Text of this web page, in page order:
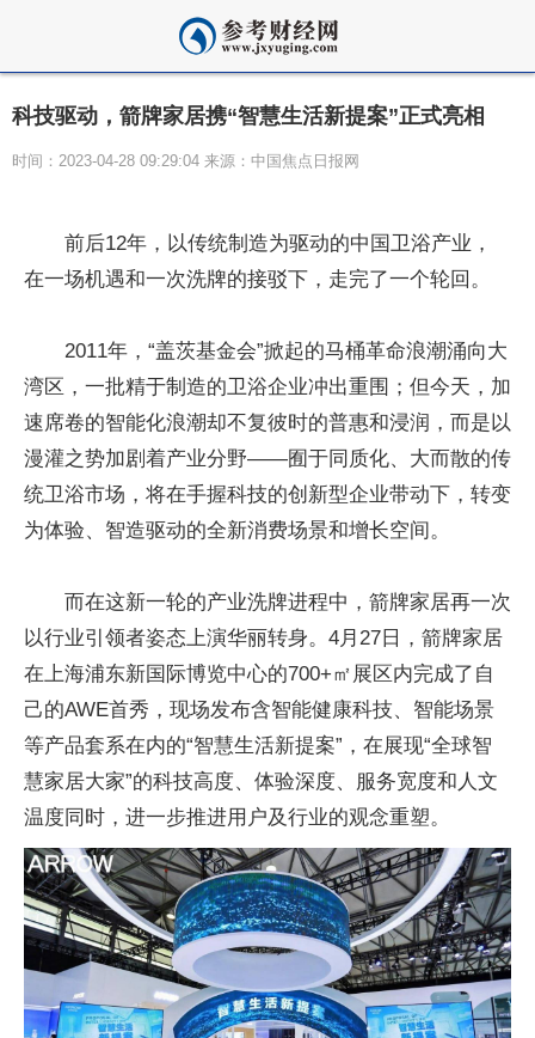
科技驱动，箭牌家居携“智慧生活新提案”正式亮相
时间：2023-04-28 09:29:04 来源：中国焦点日报网
前后12年，以传统制造为驱动的中国卫浴产业，
在一场机遇和一次洗牌的接驳下，走完了一个轮回。
2011年，“盖茨基金会”掀起的马桶革命浪潮涌向大
湾区，一批精于制造的卫浴企业冲出重围；但今天，加
速席卷的智能化浪潮却不复彼时的普惠和浸润，而是以
漫灌之势加剧着产业分野——囿于同质化、大而散的传
统卫浴市场，将在手握科技的创新型企业带动下，转变
为体验、智造驱动的全新消费场景和增长空间。
而在这新一轮的产业洗牌进程中，箭牌家居再一次
以行业引领者姿态上演华丽转身。4月27日，箭牌家居
在上海浦东新国际博览中心的700+㎡展区内完成了自
己的AWE首秀，现场发布含智能健康科技、智能场景
等产品套系在内的“智慧生活新提案”，在展现“全球智
慧家居大家”的科技高度、体验深度、服务宽度和人文
温度同时，进一步推进用户及行业的观念重塑。